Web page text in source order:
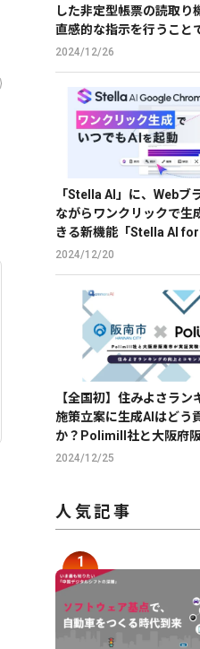
した非定型帳票の読取り
直感的な指示を行うこと
帳票の読取りを実現
2024/12/26
「Stella AI」に、Webブ
ながらワンクリックで生
きる新機能「Stella AI
のβ版を提供
2024/12/20
【全国初】住みよさラン
施策立案に生成AIはどう
か？Polimill社と大阪府
ンズAIを用いて実証実験
2024/12/25
人気記事